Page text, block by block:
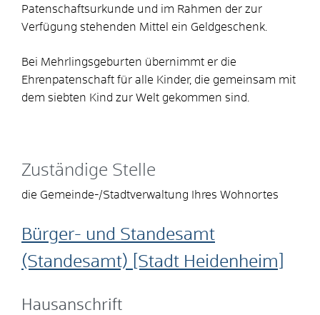
Patenschaftsurkunde und im Rahmen der zur
Verfügung stehenden Mittel ein Geldgeschenk.
Bei Mehrlingsgeburten übernimmt er die
Ehrenpatenschaft für alle Kinder, die gemeinsam mit
dem siebten Kind zur Welt gekommen sind.
Zuständige Stelle
die Gemeinde-/Stadtverwaltung Ihres Wohnortes
Bürger- und Standesamt
(Standesamt) [Stadt Heidenheim]
Hausanschrift